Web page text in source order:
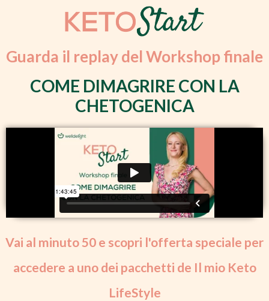
Guarda il replay del Workshop finale
COME DIMAGRIRE CON LA
CHETOGENICA
Vai al minuto 50 e scopri l'offerta speciale per
accedere a uno dei pacchetti de Il mio Keto
LifeStyle